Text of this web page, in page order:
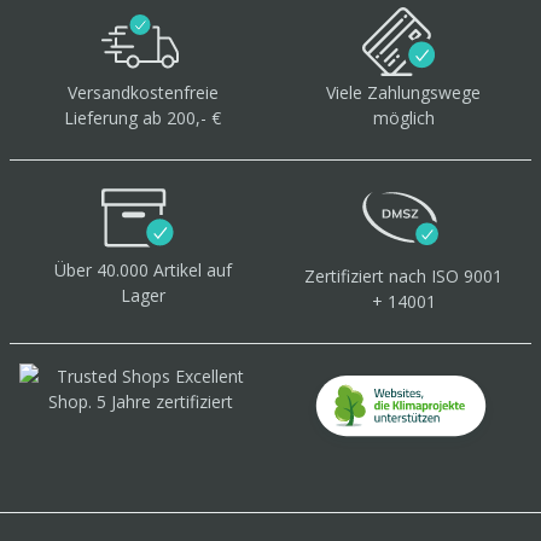
Versandkostenfreie
Lieferung ab 200,- €
Viele Zahlungswege
möglich
Über 40.000 Artikel auf
Lager
Zertifiziert nach ISO 9001
+ 14001